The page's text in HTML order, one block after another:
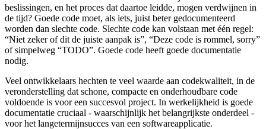
beslissingen, en het proces dat daartoe leidde, mogen verdwijnen in
de tijd? Goede code moet, als iets, juist beter gedocumenteerd
worden dan slechte code. Slechte code kan volstaan met één regel:
“Niet zeker of dit de juiste aanpak is”, “Deze code is rommel, sorry”
of simpelweg “TODO”. Goede code heeft goede documentatie
nodig.
Veel ontwikkelaars hechten te veel waarde aan codekwaliteit, in de
veronderstelling dat schone, compacte en onderhoudbare code
voldoende is voor een succesvol project. In werkelijkheid is goede
documentatie cruciaal - waarschijnlijk het belangrijkste onderdeel -
voor het langetermijnsucces van een softwareapplicatie.